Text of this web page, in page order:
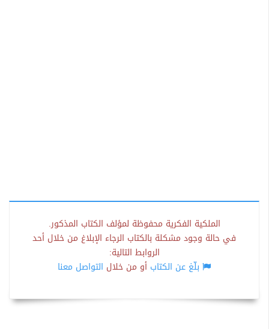
الملكية الفكرية محفوظة لمؤلف الكتاب المذكور.
في حالة وجود مشكلة بالكتاب الرجاء الإبلاغ من خلال أحد
الروابط التالية:
بلّغ عن الكتاب أو من خلال التواصل معنا